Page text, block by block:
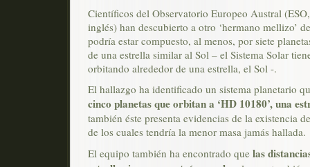
Científicos del Observatorio Europeo Austral
inglés) han descubierto a otro ‘hermano mellizo’
podría estar compuesto, al menos, por siete
de una estrella similar al Sol – el Sistema Solar
orbitando alrededor de una estrella, el Sol -.
El hallazgo ha identificado un sistema planetario
cinco planetas que orbitan a ‘HD 10180’, una
también éste presenta evidencias de la existencia
de los cuales tendría la menor masa jamás hallada.
El equipo también ha encontrado que las